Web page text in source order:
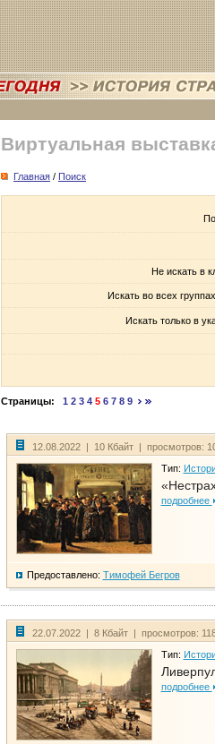
Виртуальная
Главная / Поиск
Не искать в
Искать во всех
Искать только в
Страницы: 1 2 3 4 5 6 7 8 9
12.08.2022 | 10 Кбайт | просмотров:
Тип:
подробнее
Предоставлено: Тимофей Бегров
22.07.2022 | 8 Кбайт | просмотров:
Тип:
подробнее